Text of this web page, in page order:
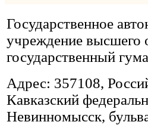
Государственное
учреждение высшего
государственный
Адрес: 357108,
Кавказский
Невинномысск,